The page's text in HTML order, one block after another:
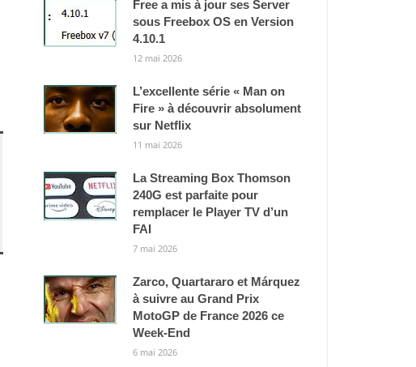
Free a mis à jour ses Server
sous Freebox OS en Version
4.10.1
12 mai 2026
L’excellente série « Man on
Fire » à découvrir absolument
sur Netflix
11 mai 2026
La Streaming Box Thomson
240G est parfaite pour
remplacer le Player TV d’un
FAI
7 mai 2026
Zarco, Quartararo et Márquez
à suivre au Grand Prix
MotoGP de France 2026 ce
Week-End
6 mai 2026